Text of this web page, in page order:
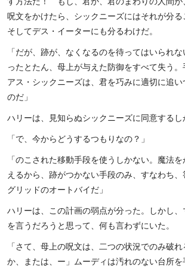
呪文をかけたら、シックニーズにはそれが分る
そしてデス・イーターにも分るわけだ。
「だが、跡が、なくなるのを待ってはいられ
ったとたん、母上が与えた防御をすべて失う
アス・シックニーズは、君を巧みに適切に追
のだ」
ハリーは、見知らぬシックニーズに同意するし
「で、今からどうするつもりなの？」
「のこされた移動手段を使うしかない。魔法
えるから、跡がつかない手段のみ、すなわち
グリッドのオートバイだ」
ハリーは、この計画の弱点が分った。しかし
を言うだろうと思って、何も言わずにいた。
「さて、母上の呪文は、二つの状況でのみ破
か、または、ー」ムーディは汚れのない台所を